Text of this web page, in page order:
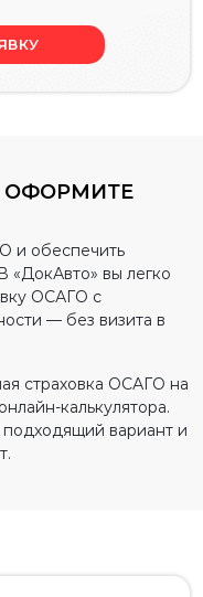
ОФОРМИТЕ
и обеспечить
«ДокАвто» вы легко
ОСАГО с
— без визита в
страховка ОСАГО на
калькулятора.
вариант и